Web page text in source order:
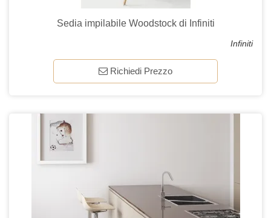
Sedia impilabile Woodstock di Infiniti
Infiniti
Richiedi Prezzo